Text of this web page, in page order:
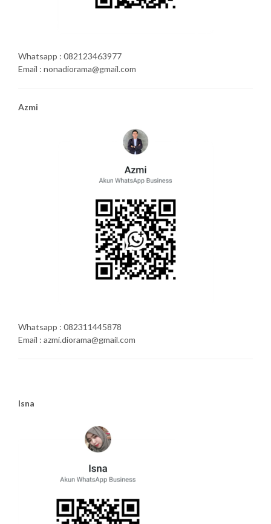
Whatsapp : 082123463977
Email : nonadiorama@gmail.com
Azmi
Whatsapp : 082311445878
Email : azmi.diorama@gmail.com
Isna